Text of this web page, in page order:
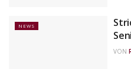
NEWS
VON